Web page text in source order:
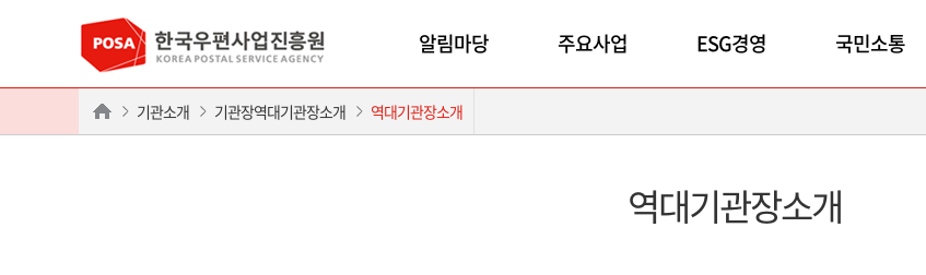
알림마당 주요사업 ESG경영 국민소통
기관소개 기관장역대기관장소개 역대기관장소개
역대기관장소개